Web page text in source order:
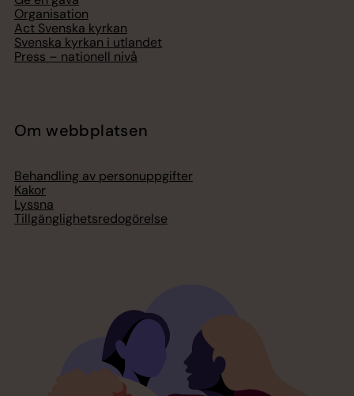
Organisation
Act Svenska kyrkan
Svenska kyrkan i utlandet
Press – nationell nivå
Om webbplatsen
Behandling av personuppgifter
Kakor
Lyssna
Tillgänglighetsredogörelse